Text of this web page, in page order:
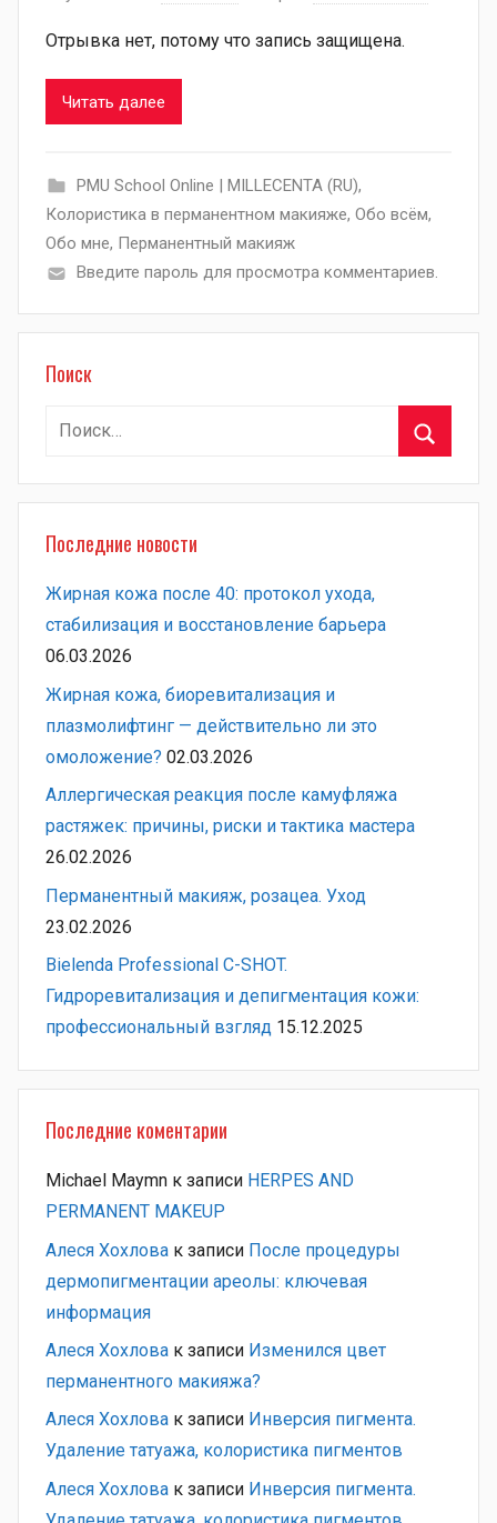
Отрывка нет, потому что запись защищена.
Читать далее
PMU School Online | MILLECENTA (RU),
Колористика в перманентном макияже, Обо всём,
Обо мне, Перманентный макияж
Введите пароль для просмотра комментариев.
Поиск
Найти:
Последние новости
Жирная кожа после 40: протокол ухода,
стабилизация и восстановление барьера
06.03.2026
Жирная кожа, биоревитализация и
плазмолифтинг — действительно ли это
омоложение? 02.03.2026
Аллергическая реакция после камуфляжа
растяжек: причины, риски и тактика мастера
26.02.2026
Перманентный макияж, розацеа. Уход
23.02.2026
Bielenda Professional C-SHOT.
Гидроревитализация и депигментация кожи:
профессиональный взгляд 15.12.2025
Последние коментарии
Michael Maymn к записи HERPES AND
PERMANENT MAKEUP
Алеся Хохлова к записи После процедуры
дермопигментации ареолы: ключевая
информация
Алеся Хохлова к записи Изменился цвет
перманентного макияжа?
Алеся Хохлова к записи Инверсия пигмента.
Удаление татуажа, колористика пигментов
Алеся Хохлова к записи Инверсия пигмента.